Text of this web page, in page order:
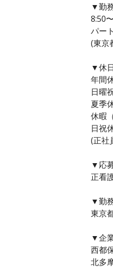
▼勤
8:50
パー
(東京
▼休
年間
日曜
夏季
休暇
日祝
(正社
▼応
正看
▼勤
東京
▼企
西都
北多